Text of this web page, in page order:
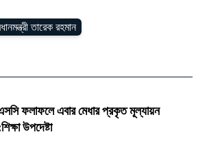
তারেক রহমান
ফলাফলে এবার মেধার প্রকৃত মূল্যায়ন
উপদেষ্টা